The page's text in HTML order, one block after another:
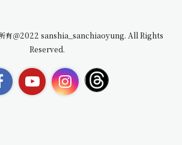
所有＠2022 sanshia_sanchiaoyung. All Rights
Reserved.